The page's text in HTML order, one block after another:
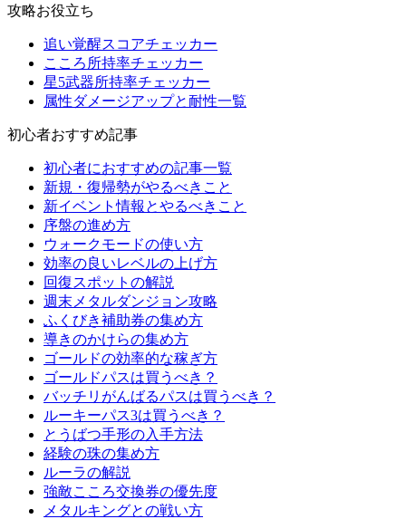
攻略お役立ち
追い覚醒スコアチェッカー
こころ所持率チェッカー
星5武器所持率チェッカー
属性ダメージアップと耐性一覧
初心者おすすめ記事
初心者におすすめの記事一覧
新規・復帰勢がやるべきこと
新イベント情報とやるべきこと
序盤の進め方
ウォークモードの使い方
効率の良いレベルの上げ方
回復スポットの解説
週末メタルダンジョン攻略
ふくびき補助券の集め方
導きのかけらの集め方
ゴールドの効率的な稼ぎ方
ゴールドパスは買うべき？
バッチリがんばるパスは買うべき？
ルーキーパス3は買うべき？
とうばつ手形の入手方法
経験の珠の集め方
ルーラの解説
強敵こころ交換券の優先度
メタルキングとの戦い方